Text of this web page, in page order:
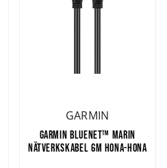
GARMIN
GARMIN BLUENET™ MARIN
NÄTVERKSKABEL 6M HONA-HONA